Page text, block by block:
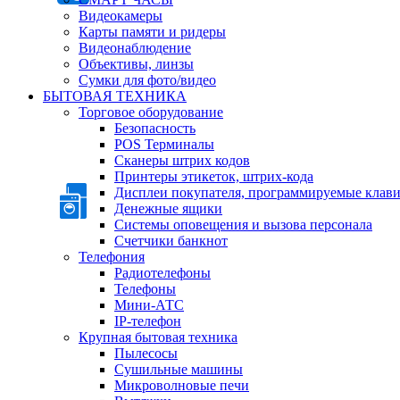
Видеокамеры
Карты памяти и ридеры
Видеонаблюдение
Объективы, линзы
Сумки для фото/видео
БЫТОВАЯ ТЕХНИКА
Торговое оборудование
Безопасность
POS Терминалы
Сканеры штрих кодов
Принтеры этикеток, штрих-кода
Дисплеи покупателя, программируемые
Денежные ящики
Системы оповещения и вызова персонала
Счетчики банкнот
Телефония
Радиотелефоны
Телефоны
Мини-АТС
IP-телефон
Крупная бытовая техника
Пылесосы
Сушильные машины
Микроволновые печи